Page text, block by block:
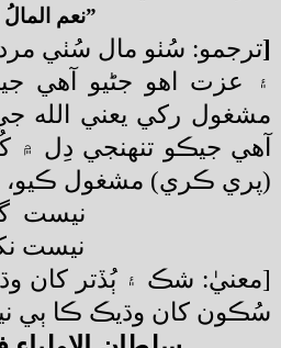
”نعم
[ترجمو: سُٺو مال سُٺي مرد
۽ عزت اهو جڻيو آهي
مشغول رکي يعني الله
آهي جيڪو تنهنجي دِل ۾
(پري ڪري) مشغول ڪيو،
نيست
نيست
[معنيٰ: شڪ ۽ ٻُڏتر کان
سُڪون کان وڌيڪ ڪا ٻي